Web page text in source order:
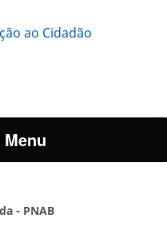
ao Cidadão
- PNAB